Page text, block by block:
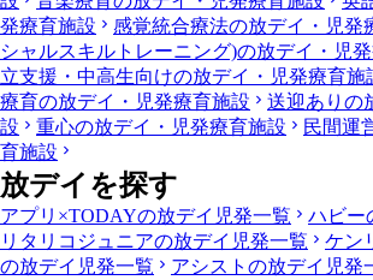
発療育施設
感覚統合療法の放デイ・児発
シャルスキルトレーニング)の放デイ・児
立支援・中高生向けの放デイ・児発療育施
療育の放デイ・児発療育施設
送迎ありの
設
重心の放デイ・児発療育施設
民間運
育施設
放デイを探す
アプリ×TODAYの放デイ児発一覧
ハビー
リタリコジュニアの放デイ児発一覧
ケン
の放デイ児発一覧
アシストの放デイ児発